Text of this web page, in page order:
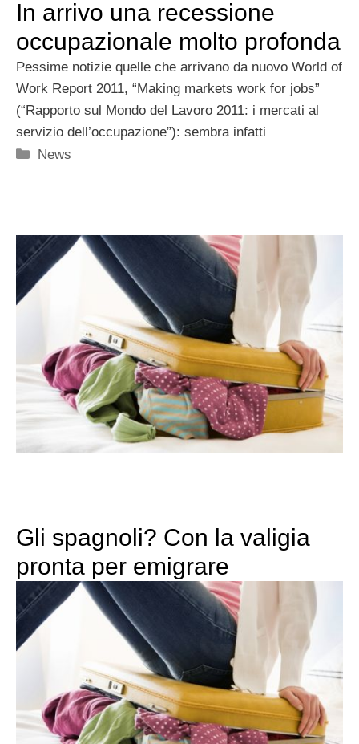
In arrivo una recessione
occupazionale molto profonda
Pessime notizie quelle che arrivano da nuovo World of
Work Report 2011, “Making markets work for jobs”
(“Rapporto sul Mondo del Lavoro 2011: i mercati al
servizio dell’occupazione”): sembra infatti
Categorie
News
Gli spagnoli? Con la valigia
pronta per emigrare